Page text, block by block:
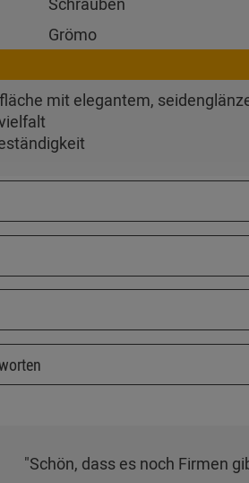
Grömo
mit elegantem,
"Schön, dass es noch Firmen